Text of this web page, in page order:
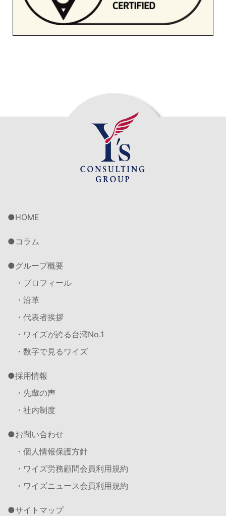
HOME
コラム
グループ概要
・プロフィール
・沿革
・代表者挨拶
・ワイズが誇る台湾No.1
・数字で見るワイズ
採用情報
・先輩の声
・社内制度
お問い合わせ
・個人情報保護方針
・ワイズ労務顧問会員利用規約
・ワイズニュース会員利用規約
サイトマップ